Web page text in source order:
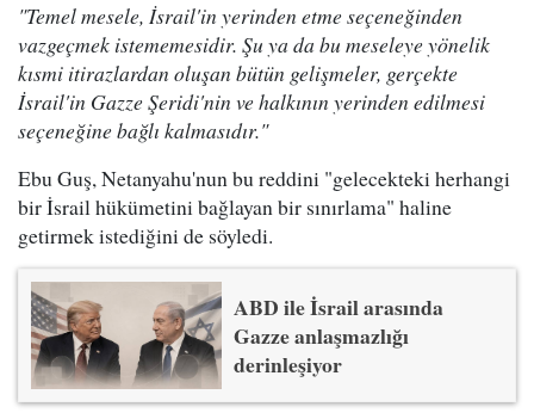
"Temel mesele, İsrail'in yerinden etme seçeneğinden
vazgeçmek istememesidir. Şu ya da bu meseleye yönelik
kısmi itirazlardan oluşan bütün gelişmeler, gerçekte
İsrail'in Gazze Şeridi'nin ve halkının yerinden edilmesi
seçeneğine bağlı kalmasıdır."
Ebu Guş, Netanyahu'nun bu reddini "gelecekteki herhangi
bir İsrail hükümetini bağlayan bir sınırlama" haline
getirmek istediğini de söyledi.
ABD ile İsrail arasında
Gazze anlaşmazlığı
derinleşiyor